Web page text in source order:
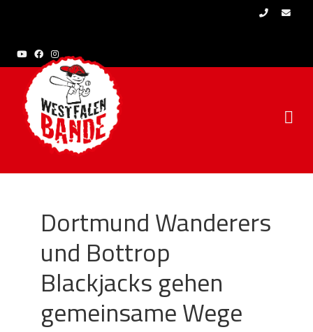
Dortmund Wanderers
und Bottrop
Blackjacks gehen
gemeinsame Wege